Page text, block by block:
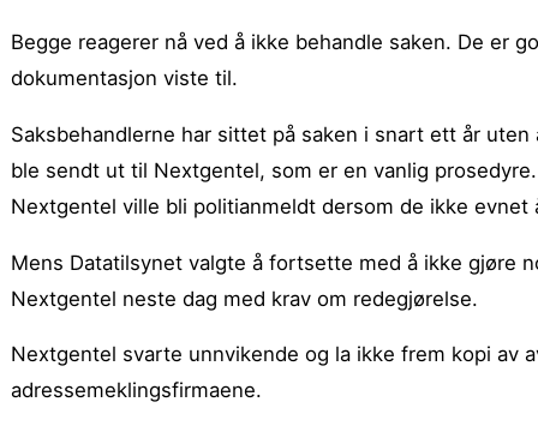
Begge reagerer nå ved å ikke behandle saken. De er
dokumentasjon viste til.
Saksbehandlerne har sittet på saken i snart ett år
ble sendt ut til Nextgentel, som er en vanlig
Nextgentel ville bli politianmeldt dersom de ikke evnet
Mens Datatilsynet valgte å fortsette med å ikke gjøre
Nextgentel neste dag med krav om redegjørelse.
Nextgentel svarte unnvikende og la ikke frem kopi av
adressemeklingsfirmaene.